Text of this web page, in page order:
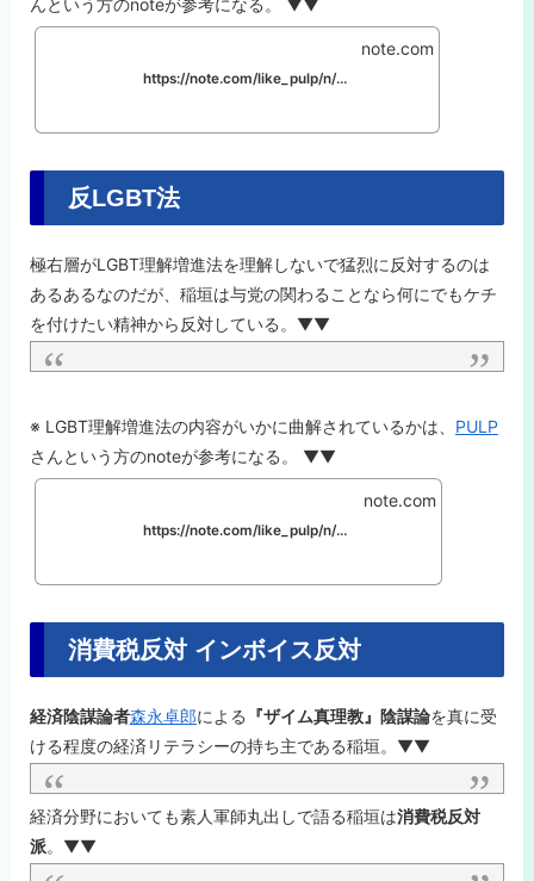
https://note.com/like_pulp/n/n9eb24e6e227f
note.com
反LGBT法
極右層がLGBT理解増進法を理解しないで猛烈に反対するのは
あるあるなのだが、稲垣は与党の関わることなら何にでもケチ
を付けたい精神から反対している。▼▼
※ LGBT理解増進法の内容がいかに曲解されているかは、 PULP
さんという方のnoteが参考になる。 ▼▼
https://note.com/like_pulp/n/n263687f8dab7
note.com
消費税反対 インボイス反対
経済陰謀論者森永卓郎による 『ザイム真理教』陰謀論を真に受
ける程度の経済リテラシーの持ち主である稲垣。▼▼
経済分野においても素人軍師丸出しで語る稲垣は消費税反対
派。▼▼